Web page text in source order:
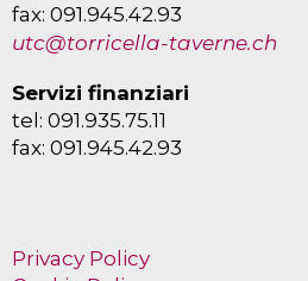
fax: 091.945.42.93
utc@torricella-taverne.ch
Servizi finanziari
tel: 091.935.75.11
fax: 091.945.42.93
Privacy Policy